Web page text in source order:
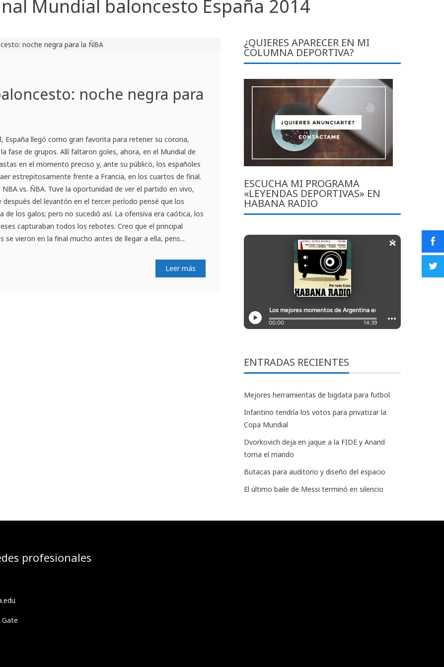
Mundial baloncesto España 2014
noche negra para
España llegó como gran favorita para retener su corona,
fase de grupos. Allí faltaron goles, ahora, en el Mundial de
en el momento preciso y, ante su público, los españoles
estrepitosamente frente a Francia, en los cuartos de final.
vs. ÑBA. Tuve la oportunidad de ver el partido en vivo,
del levantón en el tercer período pensé que los
de los galos; pero no sucedió así. La ofensiva era caótica, los
capturaban todos los rebotes. Creo que el principal
se vieron en la final mucho antes de llegar a ella, pens...
Leer más
¿QUIERES APARECER EN MI
COLUMNA DEPORTIVA?
ESCUCHA MI PROGRAMA
«LEYENDAS DEPORTIVAS» EN
HABANA RADIO
ENTRADAS RECIENTES
Mejores herramientas de bigdata para futbol
Infantino tendría los votos para privatizar la
Copa Mundial
Dvorkovich deja en jaque a la FIDE y Anand
toma el mando
Butacas para auditorio y diseño del espacio
El último baile de Messi terminó en silencio
profesionales
Gate